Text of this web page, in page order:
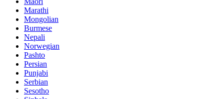
Marathi
Mongolian
Burmese
Nepali
Norwegian
Pashto
Persian
Punjabi
Serbian
Sesotho